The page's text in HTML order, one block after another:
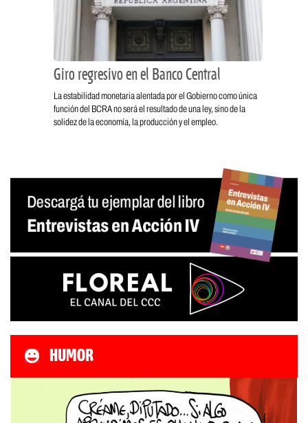
Giro regresivo en el Banco Central
La estabilidad monetaria alentada por el Gobierno como única
función del BCRA no será el resultado de una ley, sino de la
solidez de la economía, la producción y el empleo.
HUMOR